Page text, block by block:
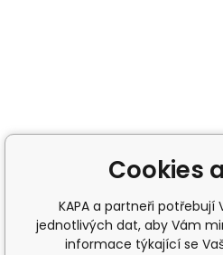
Cookies
KAPA a partneři potřebují
jednotlivých dat, aby Vám
informace týkající se